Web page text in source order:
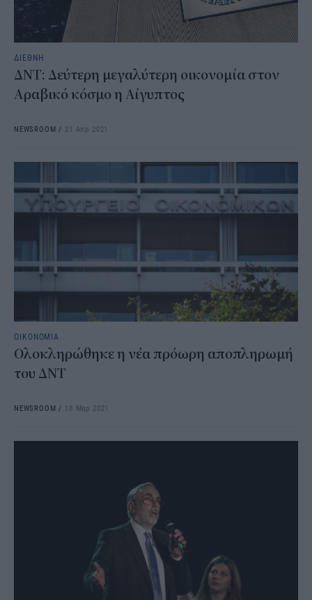
ΔΙΕΘΝΗ
ΔΝΤ: Δεύτερη μεγαλύτερη οικονομία στον
Αραβικό κόσμο η Αίγυπτος
NEWSROOM / 21 Απρ 2021
ΟΙΚΟΝΟΜΙΑ
Ολοκληρώθηκε η νέα πρόωρη αποπληρωμή
του ΔΝΤ
NEWSROOM / 18 Μαρ 2021